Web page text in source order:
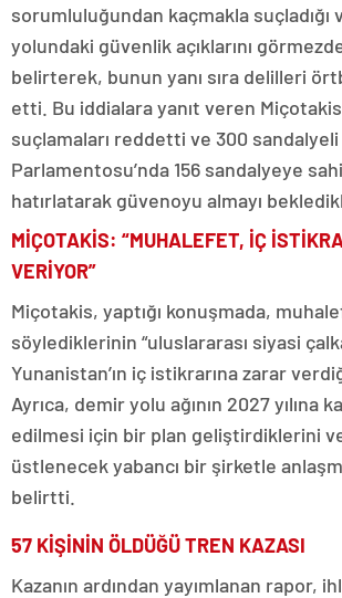
sorumluluğundan kaçmakla suçladığı
yolundaki güvenlik açıklarını
belirterek, bunun yanı sıra delilleri
etti. Bu iddialara yanıt veren
suçlamaları reddetti ve 300 sandalyeli
Parlamentosu’nda 156 sandalyeye
hatırlatarak güvenoyu almayı
MİÇOTAKİS: “MUHALEFET, İÇ
VERİYOR”
Miçotakis, yaptığı konuşmada,
söylediklerinin “uluslararası siyasi
Yunanistan’ın iç istikrarına zarar
Ayrıca, demir yolu ağının 2027 yılına
edilmesi için bir plan geliştirdiklerini ve
üstlenecek yabancı bir şirketle
belirtti.
57 KİŞİNİN ÖLDÜĞÜ TREN KAZASI
Kazanın ardından yayımlanan rapor,